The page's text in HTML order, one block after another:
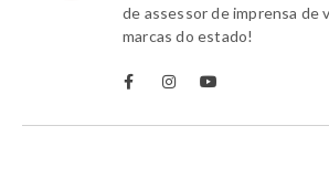
de assessor de imprensa de
marcas do estado!